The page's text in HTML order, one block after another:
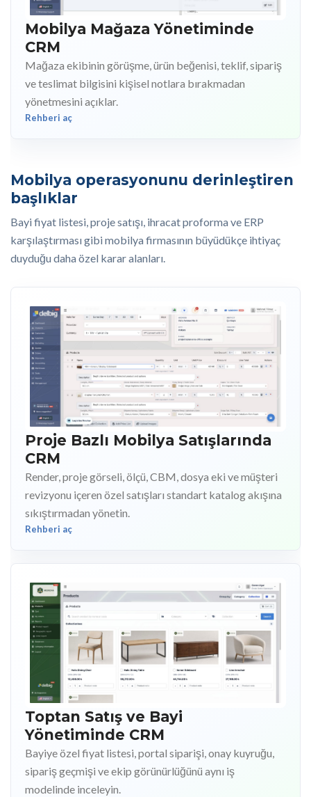
Mobilya Mağaza Yönetiminde
CRM
Mağaza ekibinin görüşme, ürün beğenisi, teklif, sipariş
ve teslimat bilgisini kişisel notlara bırakmadan
yönetmesini açıklar.
Rehberi aç
Mobilya operasyonunu derinleştiren
başlıklar
Bayi fiyat listesi, proje satışı, ihracat proforma ve ERP
karşılaştırması gibi mobilya firmasının büyüdükçe ihtiyaç
duyduğu daha özel karar alanları.
Proje Bazlı Mobilya Satışlarında
CRM
Render, proje görseli, ölçü, CBM, dosya eki ve müşteri
revizyonu içeren özel satışları standart katalog akışına
sıkıştırmadan yönetin.
Rehberi aç
Toptan Satış ve Bayi
Yönetiminde CRM
Bayiye özel fiyat listesi, portal siparişi, onay kuyruğu,
sipariş geçmişi ve ekip görünürlüğünü aynı iş
modelinde inceleyin.